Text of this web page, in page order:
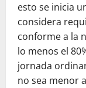
esto se inicia
considera
conforme a la
lo menos el
jornada
no sea menor